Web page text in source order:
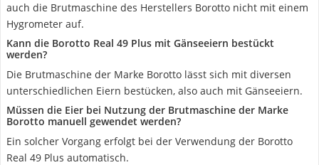
auch die Brutmaschine des Herstellers Borotto nicht mit einem
Hygrometer auf.
Kann die Borotto Real 49 Plus mit Gänseeiern bestückt
werden?
Die Brutmaschine der Marke Borotto lässt sich mit diversen
unterschiedlichen Eiern bestücken, also auch mit Gänseeiern.
Müssen die Eier bei Nutzung der Brutmaschine der Marke
Borotto manuell gewendet werden?
Ein solcher Vorgang erfolgt bei der Verwendung der Borotto
Real 49 Plus automatisch.